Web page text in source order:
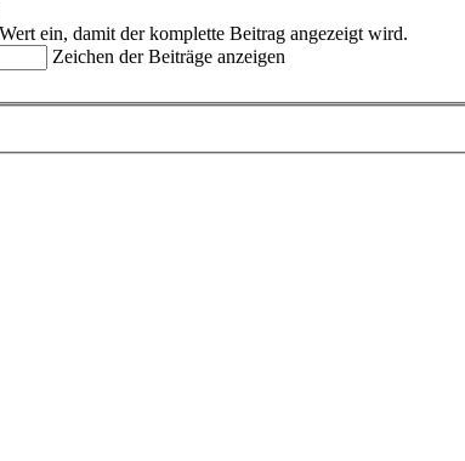
ein, damit der komplette Beitrag angezeigt wird.
Zeichen der Beiträge anzeigen